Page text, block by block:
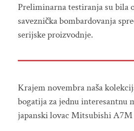
Preliminarna testiranja su bila
saveznička bombardovanja
serijske proizvodnje.
Krajem novembra naša
bogatija za jednu interesantnu
japanski lovac Mitsubishi A7M